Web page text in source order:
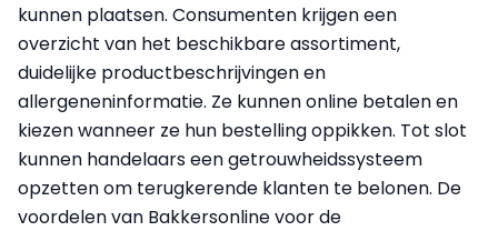
kunnen plaatsen. Consumenten krijgen een
overzicht van het beschikbare assortiment,
duidelijke productbeschrijvingen en
allergeneninformatie. Ze kunnen online betalen en
kiezen wanneer ze hun bestelling oppikken. Tot slot
kunnen handelaars een getrouwheidssysteem
opzetten om terugkerende klanten te belonen. De
voordelen van Bakkersonline voor de